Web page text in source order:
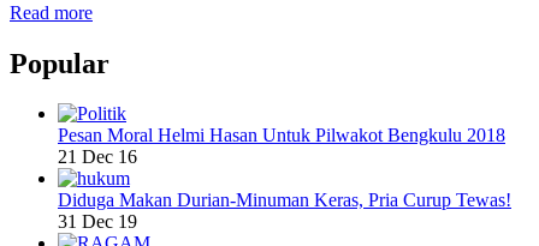
Read more
Popular
Pesan Moral Helmi Hasan Untuk Pilwakot Bengkulu 2018
21 Dec 16
Diduga Makan Durian-Minuman Keras, Pria Curup Tewas!
31 Dec 19